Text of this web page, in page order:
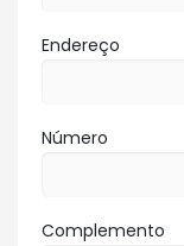
Endereço
Número
Complemento